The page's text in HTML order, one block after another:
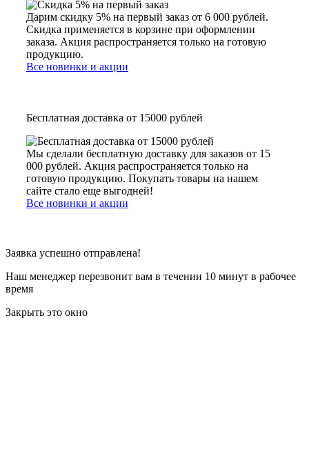
Дарим скидку 5% на первый заказ от 6 000 рублей.
Скидка применяется в корзине при оформлении
заказа. Акция распространяется только на готовую
продукцию.
Все новинки и акции
Бесплатная доставка от 15000 рублей
Мы сделали бесплатную доставку для заказов от 15
000 рублей. Акция распространяется только на
готовую продукцию. Покупать товары на нашем
сайте стало еще выгодней!
Все новинки и акции
Заявка успешно отправлена!
Наш менеджер перезвонит вам в течении 10 минут в рабочее
время
Закрыть это окно